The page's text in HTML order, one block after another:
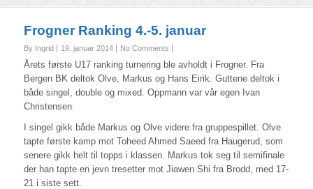
Frogner Ranking 4.-5. januar
By Ingrid 19. januar 2014 No Comments
Årets første U17 ranking turnering ble avholdt i Frogner. Fra
Bergen BK deltok Olve, Markus og Hans Eirik. Guttene deltok i
både singel, double og mixed. Oppmann var vår egen Ivan
Christensen.
I singel gikk både Markus og Olve videre fra gruppespillet. Olve
tapte første kamp mot Toheed Ahmed Saeed fra Haugerud, som
senere gikk helt til topps i klassen. Markus tok seg til semifinale
der han tapte en jevn tresetter mot Jiawen Shi fra Brodd, med 17-
21 i siste sett.